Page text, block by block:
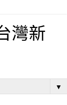
灣新
▼